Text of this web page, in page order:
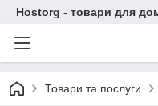
Hostorg - товари для
Товари та послуги